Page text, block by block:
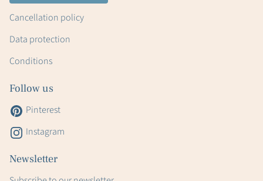
Cancellation policy
Data protection
Conditions
Follow us
Pinterest
Instagram
Newsletter